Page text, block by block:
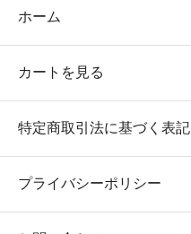
ホーム
カートを見る
特定商取引法に基づく表記
プライバシーポリシー